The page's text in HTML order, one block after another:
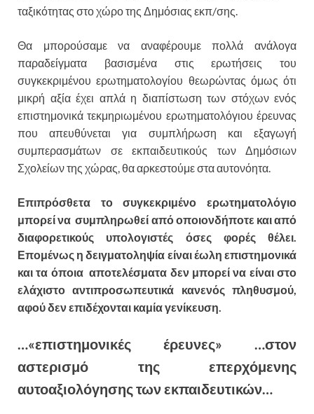
ταξικότητας στο χώρο της Δημόσιας εκπ/σης.
Θα μπορούσαμε να αναφέρουμε πολλά ανάλογα
παραδείγματα βασισμένα στις ερωτήσεις του
συγκεκριμένου ερωτηματολογίου θεωρώντας όμως ότι
μικρή αξία έχει απλά η διαπίστωση των στόχων ενός
επιστημονικά τεκμηριωμένου ερωτηματολόγιου έρευνας
που απευθύνεται για συμπλήρωση και εξαγωγή
συμπερασμάτων σε εκπαιδευτικούς των Δημόσιων
Σχολείων της χώρας, θα αρκεστούμε στα αυτονόητα.
Επιπρόσθετα το συγκεκριμένο ερωτηματολόγιο
μπορεί να συμπληρωθεί από οποιονδήποτε και από
διαφορετικούς υπολογιστές όσες φορές θέλει.
Επομένως η δειγματοληψία είναι έωλη επιστημονικά
και τα όποια αποτελέσματα δεν μπορεί να είναι στο
ελάχιστο αντιπροσωπευτικά κανενός πληθυσμού,
αφού δεν επιδέχονται καμία γενίκευση.
…«επιστημονικές έρευνες» …στον
αστερισμό της επερχόμενης
αυτοαξιολόγησης των εκπαιδευτικών…